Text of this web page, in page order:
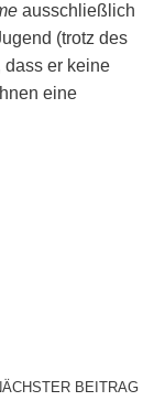
ausschließlich
(trotz des
er keine
eine
BEITRAG